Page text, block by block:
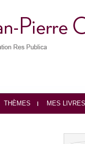
THÈMES MES LIVRES